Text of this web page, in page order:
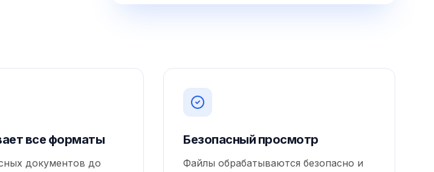
все форматы
документов до
Безопасный просмотр
Файлы обрабатываются безопасно и